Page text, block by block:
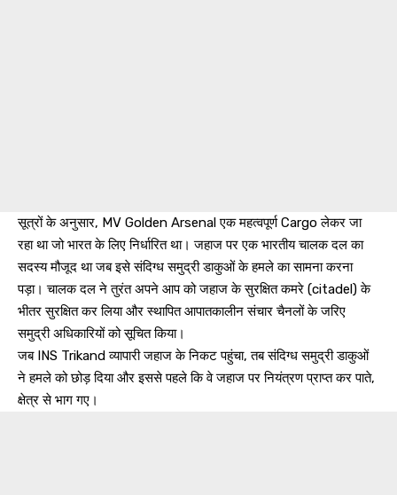
सूत्रों के अनुसार, MV Golden Arsenal एक महत्वपूर्ण Cargo लेकर जा
रहा था जो भारत के लिए निर्धारित था। जहाज पर एक भारतीय चालक दल का
सदस्य मौजूद था जब इसे संदिग्ध समुद्री डाकुओं के हमले का सामना करना
पड़ा। चालक दल ने तुरंत अपने आप को जहाज के सुरक्षित कमरे (citadel) के
भीतर सुरक्षित कर लिया और स्थापित आपातकालीन संचार चैनलों के जरिए
समुद्री अधिकारियों को सूचित किया।
जब INS Trikand व्यापारी जहाज के निकट पहुंचा, तब संदिग्ध समुद्री डाकुओं
ने हमले को छोड़ दिया और इससे पहले कि वे जहाज पर नियंत्रण प्राप्त कर पाते,
क्षेत्र से भाग गए।